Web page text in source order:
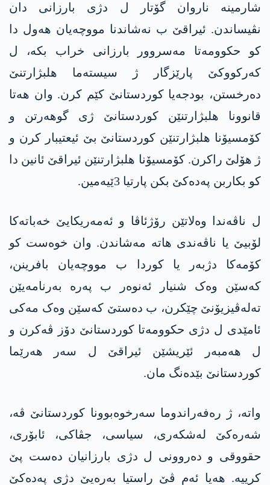
شارمینە ناروان گۆتار ل دژی بارزانی دان
نڤیساندن. ئیراقێ ب نەشاندنا مووچەیان ھەول دا
کو حکوومەتا مەسروور بارزانی خراب بکە، ل
کەرکووکێ پارێزگار ژ سیستەما ھلبژارتنێ
دەرخستن، بودجەیا کوردستانێ کێم کرن. وان ھەتا
قانوونا ھلبژارتنێن کوردستانێ ژی گوھەرتن و
کۆمسیۆنا ھلبژارتنێن کوردستانێ بێ ئیعتیبار کرن و
ژ ھۆلێ راکرن. کۆمسیۆنا ھلبژارتنێن ئیراقێ ئانین دا
کو بکاربن پەدەکێ بکن پارتیا 3ێیەمین.
ل ناڤەندا وەلاتێن رۆژئاڤا و ئەمەریکایێ خەباتەکا
لۆبیێ یا ناڤەندی ھاتە مەشاندن. وان خوەست کو
کۆمەکا دژبەر یا کوردا ب مووچەیان بافرینن،
کەسێن وەک شنیار ئەنوەر ب پەرە بەرنامەیێن
تەلەڤیزیۆنێ چێکرن، ب دەستێ کەسێن وەک مەکی
ئامێدی ل دژی حکوومەتا کوردستانێ دۆز ڤەکرن و
ل ھەمبەر ئێریشێن ئیراقێ ل سەر ھەرێما
کوردستانێ بێدەنگ مان.
واتە، ژ رەفەراندوما سەرخوەبوونا کوردستانێ ڤە،
شەرەکێ لەشکەری، سیاسی، جڤاکی، ئابۆری،
حقووقی و دەروونی ل دژی بارزانیان دەست پێ
کرییە. ھەیا ئەم ڤێ راستیا بەرەیێ دژی پەدەکێ